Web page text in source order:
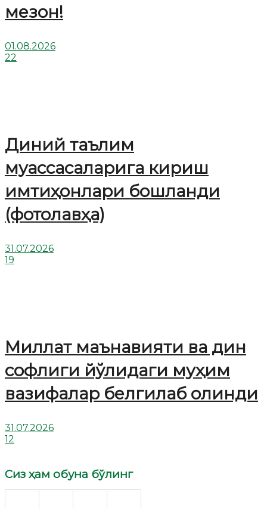
мезон!
01.08.2026
22
Диний таълим
муассасаларига кириш
имтиҳонлари бошланди
(фотолавҳа)
31.07.2026
19
Миллат маънавияти ва дин
софлиги йўлидаги муҳим
вазифалар белгилаб олинди
31.07.2026
12
Сиз ҳам обуна бўлинг